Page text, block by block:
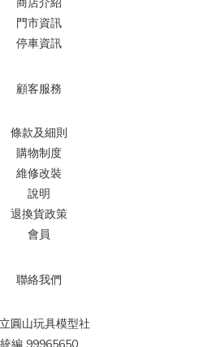
門市資訊
停車資訊
顧客服務
條款及細則
購物制度
維修改裝
說明
退換貨政策
會員
聯絡我們
圓山玩具模型社